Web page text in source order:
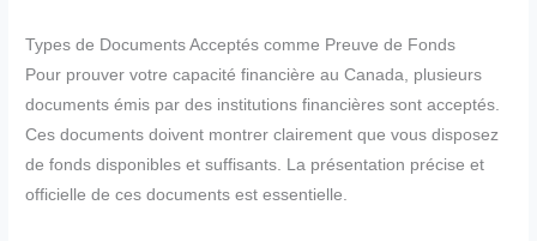
Types de Documents Acceptés comme Preuve de Fonds
Pour prouver votre capacité financière au Canada, plusieurs
documents émis par des institutions financières sont acceptés.
Ces documents doivent montrer clairement que vous disposez
de fonds disponibles et suffisants. La présentation précise et
officielle de ces documents est essentielle.